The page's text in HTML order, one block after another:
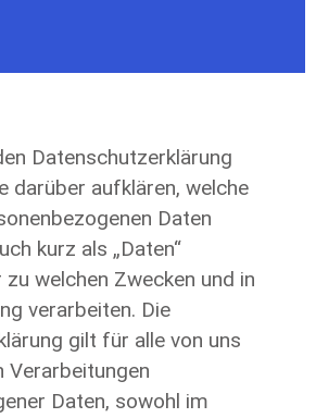
Datenschutzerklärung
darüber aufklären, welche
Daten
kurz als „Daten“
welchen Zwecken und in
verarbeiten. Die
gilt für alle von uns
Verarbeitungen
Daten, sowohl im